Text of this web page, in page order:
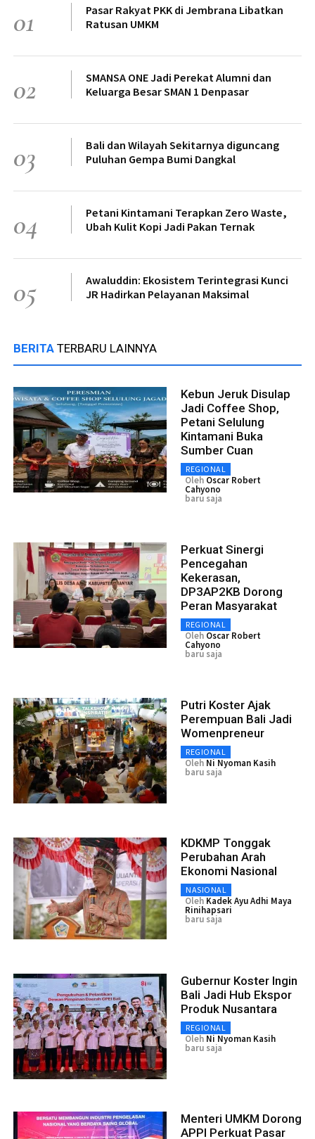
01
Pasar Rakyat PKK di Jembrana Libatkan
Ratusan UMKM
02
SMANSA ONE Jadi Perekat Alumni dan
Keluarga Besar SMAN 1 Denpasar
03
Bali dan Wilayah Sekitarnya diguncang
Puluhan Gempa Bumi Dangkal
04
Petani Kintamani Terapkan Zero Waste,
Ubah Kulit Kopi Jadi Pakan Ternak
05
Awaluddin: Ekosistem Terintegrasi Kunci
JR Hadirkan Pelayanan Maksimal
BERITA TERBARU LAINNYA
Kebun Jeruk Disulap
Jadi Coffee Shop,
Petani Selulung
Kintamani Buka
Sumber Cuan
REGIONAL
Oleh Oscar Robert
Cahyono
baru saja
Perkuat Sinergi
Pencegahan
Kekerasan,
DP3AP2KB Dorong
Peran Masyarakat
REGIONAL
Oleh Oscar Robert
Cahyono
baru saja
Putri Koster Ajak
Perempuan Bali Jadi
Womenpreneur
REGIONAL
Oleh Ni Nyoman Kasih
baru saja
KDKMP Tonggak
Perubahan Arah
Ekonomi Nasional
NASIONAL
Oleh Kadek Ayu Adhi Maya
Rinihapsari
baru saja
Gubernur Koster Ingin
Bali Jadi Hub Ekspor
Produk Nusantara
REGIONAL
Oleh Ni Nyoman Kasih
baru saja
Menteri UMKM Dorong
APPI Perkuat Pasar